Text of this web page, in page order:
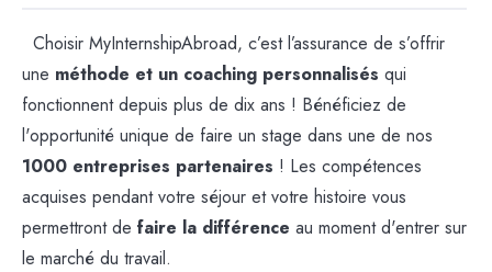
Choisir MyInternshipAbroad, c’est l’assurance de s’offrir
une méthode et un coaching personnalisés qui
fonctionnent depuis plus de dix ans ! Bénéficiez de
l'opportunité unique de faire un stage dans une de nos
1000 entreprises partenaires ! Les compétences
acquises pendant votre séjour et votre histoire vous
permettront de faire la différence au moment d'entrer sur
le marché du travail.